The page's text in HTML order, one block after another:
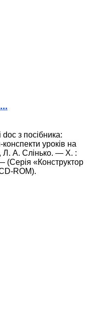
з посібника:
уроків на
Л. А. Слінько. — Х. :
«Конструктор
ROM).